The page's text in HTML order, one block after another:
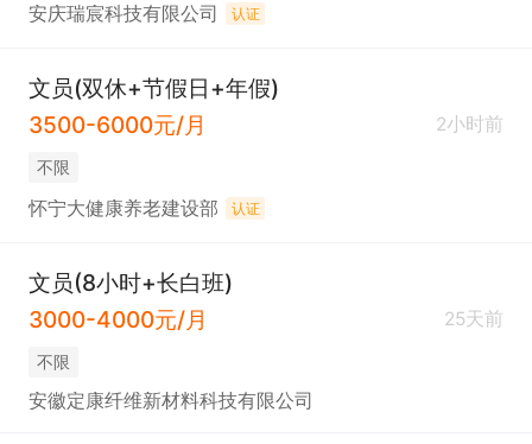
安庆瑞宸科技有限公司 认证
文员(双休+节假日+年假)
3500-6000元/月
2小时前
不限
怀宁大健康养老建设部 认证
文员(8小时+长白班)
3000-4000元/月
25天前
不限
安徽定康纤维新材料科技有限公司